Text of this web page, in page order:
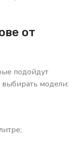
от
подойдут
модели: